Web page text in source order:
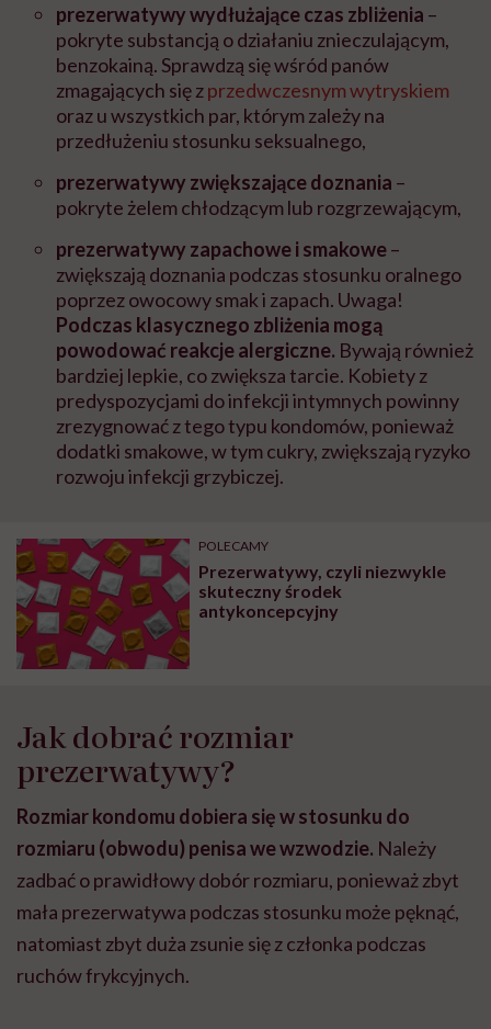
prezerwatywy wydłużające czas zbliżenia –
pokryte substancją o działaniu znieczulającym,
benzokainą. Sprawdzą się wśród panów
zmagających się zprzedwczesnym wytryskiem
oraz u wszystkich par, którym zależy na
przedłużeniu stosunku seksualnego,
prezerwatywy zwiększające doznania –
pokryte żelem chłodzącym lub rozgrzewającym,
prezerwatywy zapachowe i smakowe–
zwiększają doznania podczas stosunku oralnego
poprzez owocowy smak i zapach. Uwaga!
Podczas klasycznego zbliżenia mogą
powodować reakcje alergiczne. Bywają również
bardziej lepkie, co zwiększa tarcie. Kobiety z
predyspozycjami do infekcji intymnych powinny
zrezygnować z tego typu kondomów, ponieważ
dodatki smakowe, w tym cukry, zwiększają ryzyko
rozwoju infekcji grzybiczej.
POLECAMY
Prezerwatywy, czyli niezwykle
skuteczny środek
antykoncepcyjny
Jak dobrać rozmiar
prezerwatywy?
Rozmiar kondomu dobiera się w stosunku do
rozmiaru (obwodu) penisa we wzwodzie. Należy
zadbać o prawidłowy dobór rozmiaru, ponieważ zbyt
mała prezerwatywa podczas stosunku może pęknąć,
natomiast zbyt duża zsunie się z członka podczas
ruchów frykcyjnych.